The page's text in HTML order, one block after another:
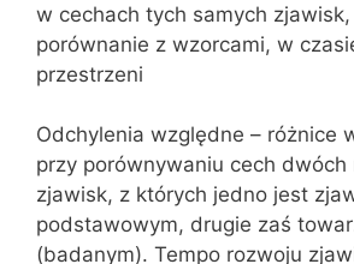
w cechach tych samych
porównanie z wzorcami, w
przestrzeni
Odchylenia względne – różnice
przy porównywaniu cech dwóch
zjawisk, z których jedno jest
podstawowym, drugie zaś
(badanym). Tempo rozwoju